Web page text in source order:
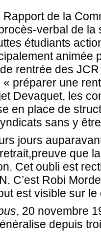
de la
verbal de
étudiants
animée
rentrée des
« préparer une
Devaquet, les
en place de
sans y
jours
que
Cet oubli est
C’est Robi
est visible sur
, 20 novembre
depuis